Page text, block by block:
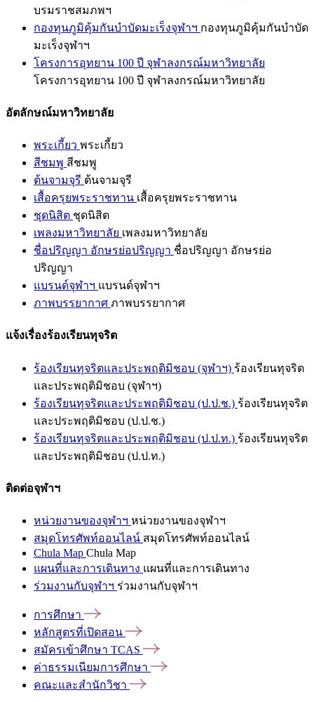
บรมราชสมภพฯ
กองทุนภูมิคุ้มกันบำบัดมะเร็งจุฬาฯ กองทุนภูมิคุ้มกันบำบัด
มะเร็งจุฬาฯ
โครงการอุทยาน 100 ปี จุฬาลงกรณ์มหาวิทยาลัย
โครงการอุทยาน 100 ปี จุฬาลงกรณ์มหาวิทยาลัย
อัตลักษณ์มหาวิทยาลัย
พระเกี้ยว พระเกี้ยว
สีชมพู สีชมพู
ต้นจามจุรี ต้นจามจุรี
เสื้อครุยพระราชทาน เสื้อครุยพระราชทาน
ชุดนิสิต ชุดนิสิต
เพลงมหาวิทยาลัย เพลงมหาวิทยาลัย
ชื่อปริญญา อักษรย่อปริญญา ชื่อปริญญา อักษรย่อ
ปริญญา
แบรนด์จุฬาฯ แบรนด์จุฬาฯ
ภาพบรรยากาศ ภาพบรรยากาศ
แจ้งเรื่องร้องเรียนทุจริต
ร้องเรียนทุจริตและประพฤติมิชอบ (จุฬาฯ) ร้องเรียนทุจริต
และประพฤติมิชอบ (จุฬาฯ)
ร้องเรียนทุจริตและประพฤติมิชอบ (ป.ป.ช.) ร้องเรียนทุจริต
และประพฤติมิชอบ (ป.ป.ช.)
ร้องเรียนทุจริตและประพฤติมิชอบ (ป.ป.ท.) ร้องเรียนทุจริต
และประพฤติมิชอบ (ป.ป.ท.)
ติดต่อจุฬาฯ
หน่วยงานของจุฬาฯ หน่วยงานของจุฬาฯ
สมุดโทรศัพท์ออนไลน์ สมุดโทรศัพท์ออนไลน์
Chula Map Chula Map
แผนที่และการเดินทาง แผนที่และการเดินทาง
ร่วมงานกับจุฬาฯ ร่วมงานกับจุฬาฯ
การศึกษา
หลักสูตรที่เปิดสอน
สมัครเข้าศึกษา TCAS
ค่าธรรมเนียมการศึกษา
คณะและสำนักวิชา